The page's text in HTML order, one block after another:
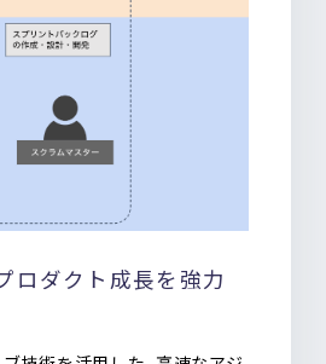
ロダクト成長を強力